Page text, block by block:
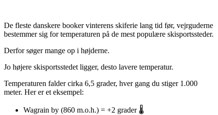
De fleste danskere booker vinterens skiferie lang tid før, vejrguderne
bestemmer sig for temperaturen på de mest populære skisportssteder.
Derfor søger mange op i højderne.
Jo højere skisportsstedet ligger, desto lavere temperatur.
Temperaturen falder cirka 6,5 grader, hver gang du stiger 1.000
meter. Her er et eksempel:
Wagrain by (860 m.o.h.) = +2 grader 🌡️